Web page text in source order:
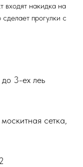
входят накидка на
прогулки с
3-ех леь
сетка,